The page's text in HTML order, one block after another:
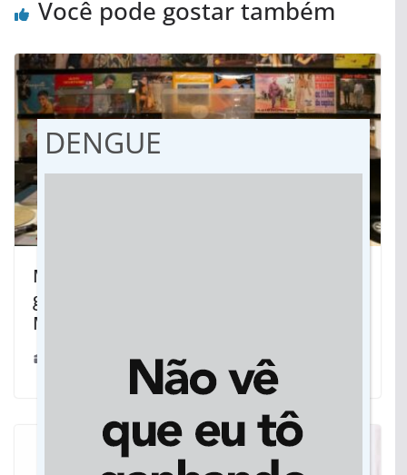
Você pode gostar também
Museus da Fundação de Cultura
guardam a memória dos 48 anos de
Mato Grosso do Sul
DENGUE